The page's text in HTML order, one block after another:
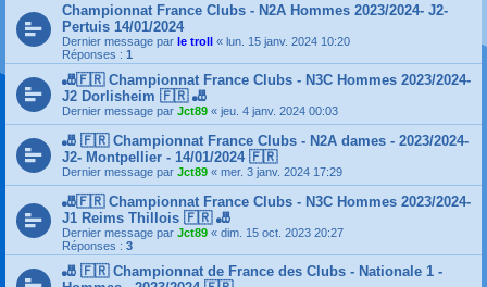
Championnat France Clubs - N2A Hommes 2023/2024- J2-
Pertuis 14/01/2024
Dernier message par le troll « lun. 15 janv. 2024 10:20
Réponses : 1
🎳🇫🇷 Championnat France Clubs - N3C Hommes 2023/2024-
J2 Dorlisheim 🇫🇷 🎳
Dernier message par Jct89 « jeu. 4 janv. 2024 00:03
🎳 🇫🇷 Championnat France Clubs - N2A dames - 2023/2024-
J2- Montpellier - 14/01/2024 🇫🇷
Dernier message par Jct89 « mer. 3 janv. 2024 17:29
🎳🇫🇷 Championnat France Clubs - N3C Hommes 2023/2024-
J1 Reims Thillois 🇫🇷 🎳
Dernier message par Jct89 « dim. 15 oct. 2023 20:27
Réponses : 3
🎳 🇫🇷 Championnat de France des Clubs - Nationale 1 -